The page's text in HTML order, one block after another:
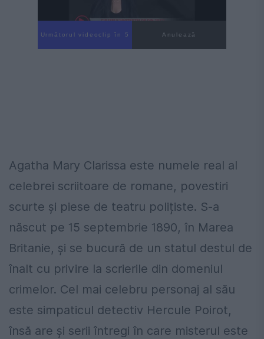
Următorul videoclip în 4 Anulează
Agatha Mary Clarissa este numele real al
celebrei scriitoare de romane, povestiri
scurte și piese de teatru polițiste. S-a
născut pe 15 septembrie 1890, în Marea
Britanie, și se bucură de un statul destul de
înalt cu privire la scrierile din domeniul
crimelor. Cel mai celebru personaj al său
este simpaticul detectiv Hercule Poirot,
însă are și serii întregi în care misterul este